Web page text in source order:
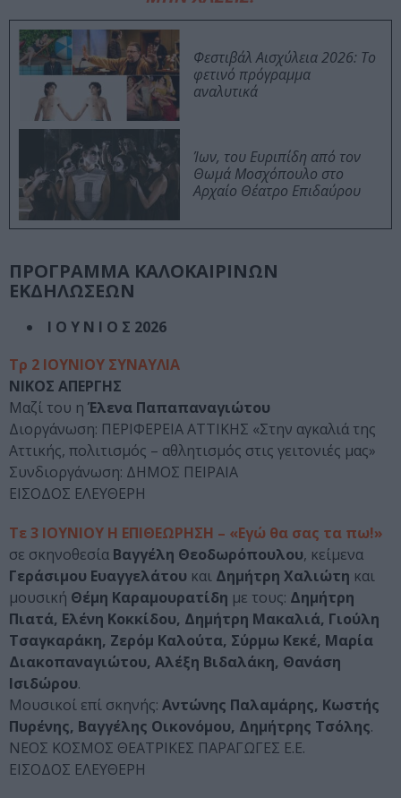
Φεστιβάλ Αισχύλεια 2026: Το
φετινό πρόγραμμα
αναλυτικά
Ίων, του Ευριπίδη από τον
Θωμά Μοσχόπουλο στο
Αρχαίο Θέατρο Επιδαύρου
ΠΡΟΓΡΑΜΜΑ ΚΑΛΟΚΑΙΡΙΝΩΝ
ΕΚΔΗΛΩΣΕΩΝ
Ι Ο Υ Ν Ι Ο Σ 2026
Τρ 2 ΙΟΥΝΙΟΥ ΣΥΝΑΥΛΙΑ
ΝΙΚΟΣ ΑΠΕΡΓΗΣ
Μαζί του η Έλενα Παπαπαναγιώτου
Διοργάνωση: ΠΕΡΙΦΕΡΕΙΑ ΑΤΤΙΚΗΣ «Στην αγκαλιά της
Αττικής, πολιτισμός – αθλητισμός στις γειτονιές μας»
Συνδιοργάνωση: ΔΗΜΟΣ ΠΕΙΡΑΙΑ
ΕΙΣΟΔΟΣ ΕΛΕΥΘΕΡΗ
Τε 3 ΙΟΥΝΙΟΥ Η ΕΠΙΘΕΩΡΗΣΗ – «Εγώ θα σας τα πω!»
σε σκηνοθεσία Βαγγέλη Θεοδωρόπουλου, κείμενα
Γεράσιμου Ευαγγελάτου και Δημήτρη Χαλιώτη και
μουσική Θέμη Καραμουρατίδη με τους: Δημήτρη
Πιατά, Ελένη Κοκκίδου, Δημήτρη Μακαλιά, Γιούλη
Τσαγκαράκη, Ζερόμ Καλούτα, Σύρμω Κεκέ, Μαρία
Διακοπαναγιώτου, Αλέξη Βιδαλάκη, Θανάση
Ισιδώρου.
Μουσικοί επί σκηνής: Αντώνης Παλαμάρης, Κωστής
Πυρένης, Βαγγέλης Οικονόμου, Δημήτρης Τσόλης.
ΝΕΟΣ ΚΟΣΜΟΣ ΘΕΑΤΡΙΚΕΣ ΠΑΡΑΓΩΓΕΣ Ε.Ε.
ΕΙΣΟΔΟΣ ΕΛΕΥΘΕΡΗ